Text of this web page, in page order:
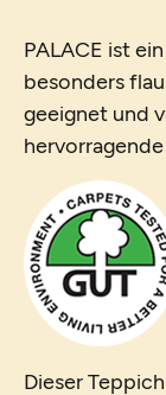
PALACE ist
besonders
geeignet und
Dieser